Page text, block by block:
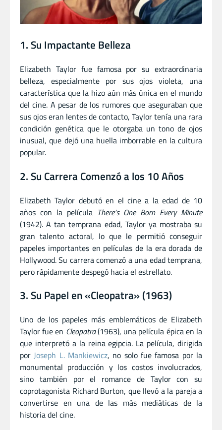
1. Su Impactante Belleza
Elizabeth Taylor fue famosa por su extraordinaria
belleza, especialmente por sus ojos violeta, una
característica que la hizo aún más única en el mundo
del cine. A pesar de los rumores que aseguraban que
sus ojos eran lentes de contacto, Taylor tenía una rara
condición genética que le otorgaba un tono de ojos
inusual, que dejó una huella imborrable en la cultura
popular.
2. Su Carrera Comenzó a los 10 Años
Elizabeth Taylor debutó en el cine a la edad de 10
años con la película There’s One Born Every Minute
(1942). A tan temprana edad, Taylor ya mostraba su
gran talento actoral, lo que le permitió conseguir
papeles importantes en películas de la era dorada de
Hollywood. Su carrera comenzó a una edad temprana,
pero rápidamente despegó hacia el estrellato.
3. Su Papel en «Cleopatra» (1963)
Uno de los papeles más emblemáticos de Elizabeth
Taylor fue en Cleopatra(1963), una película épica en la
que interpretó a la reina egipcia. La película, dirigida
porJoseph L. Mankiewicz, no solo fue famosa por la
monumental producción y los costos involucrados,
sino también por el romance de Taylor con su
coprotagonista Richard Burton, que llevó a la pareja a
convertirse en una de las más mediáticas de la
historia del cine.